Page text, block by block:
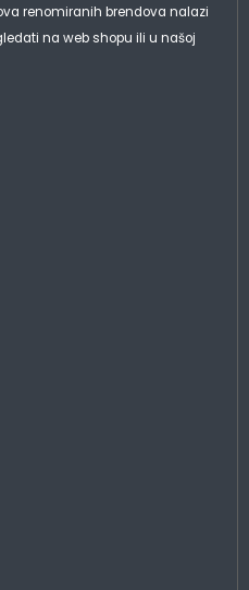
renomiranih brendova nalazi
na web shopu ili u našoj